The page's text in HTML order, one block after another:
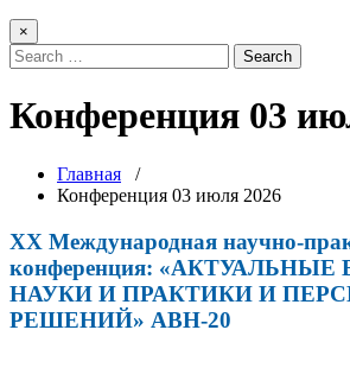
×
Конференция 03
Главная /
Конференция 03 июля 2026
XX Международная научно-
конференция:
НАУКИ И ПРАКТИКИ И
РЕШЕНИЙ» АВН-20